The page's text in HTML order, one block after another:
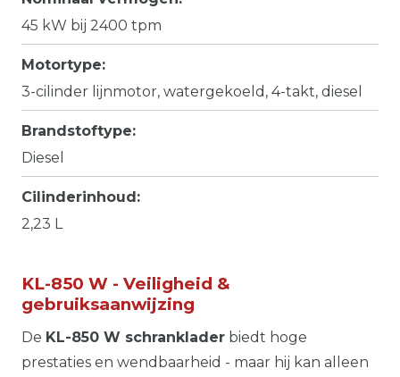
45 kW bij 2400 tpm
Motortype:
3-cilinder lijnmotor, watergekoeld, 4-takt, diesel
Brandstoftype:
Diesel
Cilinderinhoud:
2,23 L
KL-850 W - Veiligheid &
gebruiksaanwijzing
De KL-850 W schranklader biedt hoge
prestaties en wendbaarheid - maar hij kan alleen